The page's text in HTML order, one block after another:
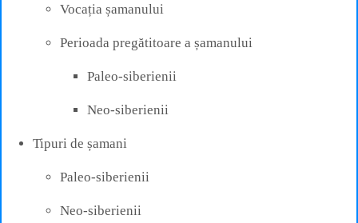
Vocația șamanului
Perioada pregătitoare a șamanului
Paleo-siberienii
Neo-siberienii
Tipuri de șamani
Paleo-siberienii
Neo-siberienii